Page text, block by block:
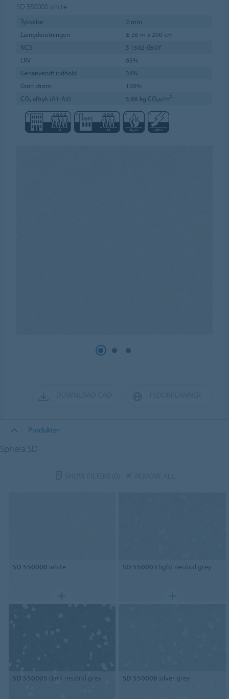
SD 550000 white
Tykkelse
2 mm
Længderetningen
± 26 m x 200 cm
NCS
S 1502-G50Y
LRV
65%
Genanvendt indhold
34%
Grøn strøm
100%
CO₂ aftryk (A1-A3)
5,88 kg CO₂e/m²
Produkter
Sphera SD
SD 550000 white SD 550003 light neutral grey
SD 550005 dark neutral grey SD 550008 silver grey